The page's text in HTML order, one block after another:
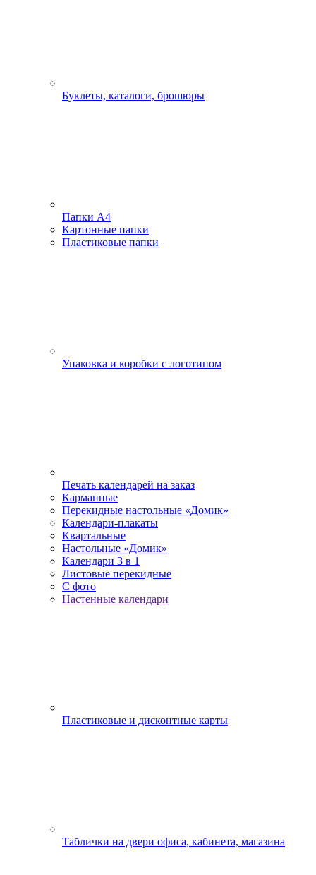
Буклеты, каталоги, брошюры
Папки А4
Картонные папки
Пластиковые папки
Упаковка и коробки с логотипом
Печать календарей на заказ
Карманные
Перекидные настольные «Домик»
Календари-плакаты
Квартальные
Настольные «Домик»
Календари 3 в 1
Листовые перекидные
С фото
Настенные календари
Пластиковые и дисконтные карты
Таблички на двери офиса, кабинета, магазина